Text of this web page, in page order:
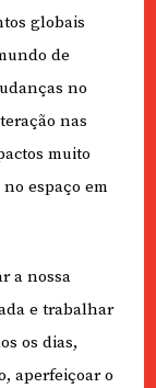
globais
de
no
nas
muito
espaço em
a nossa
e trabalhar
os dias,
aperfeiçoar o